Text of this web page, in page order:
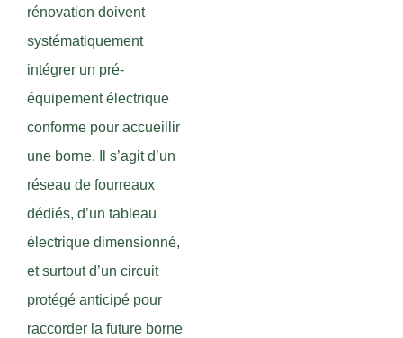
rénovation doivent
systématiquement
intégrer un pré-
équipement électrique
conforme pour accueillir
une borne. Il s’agit d’un
réseau de fourreaux
dédiés, d’un tableau
électrique dimensionné,
et surtout d’un circuit
protégé anticipé pour
raccorder la future borne